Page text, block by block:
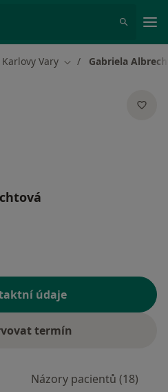
Karlovy Vary Změna města
Gabriela
údaje
termín
Názory pacientů (18)